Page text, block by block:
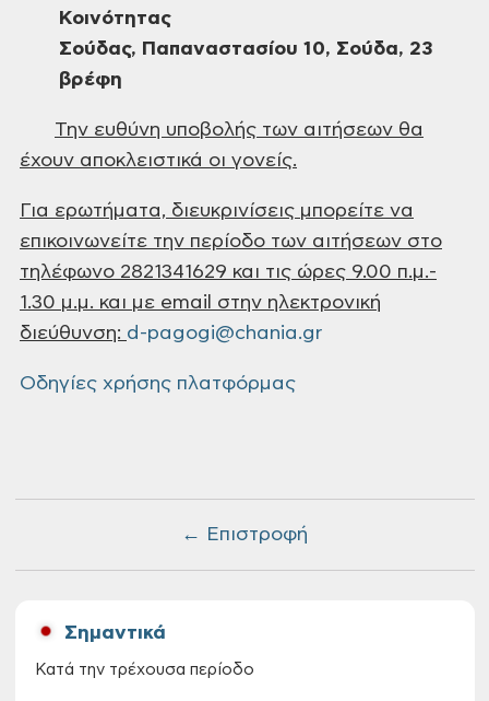
← Επιστροφή
Κοινότητας
Σούδας, Παπαναστασίου 10, Σούδα, 23
βρέφη
Την ευθύνη υποβολής των αιτήσεων θα
έχουν αποκλειστικά οι γονείς.
Για ερωτήματα, διευκρινίσεις μπορείτε να
επικοινωνείτε την περίοδο των αιτήσεων στο
τηλέφωνο 2821341629 και τις ώρες 9.00 π.μ.-
1.30 μ.μ. και με email
στην ηλεκτρονική
διεύθυνση: d-pagogi@chania.gr
Οδηγίες χρήσης πλατφόρμας
Σημαντικά
Κατά την τρέχουσα περίοδο